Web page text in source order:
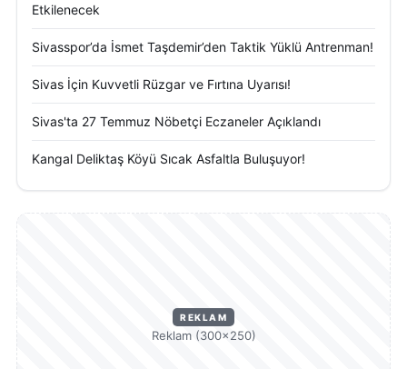
Etkilenecek
Sivasspor’da İsmet Taşdemir’den Taktik Yüklü Antrenman!
Sivas İçin Kuvvetli Rüzgar ve Fırtına Uyarısı!
Sivas'ta 27 Temmuz Nöbetçi Eczaneler Açıklandı
Kangal Deliktaş Köyü Sıcak Asfaltla Buluşuyor!
REKLAM
Reklam (300×250)